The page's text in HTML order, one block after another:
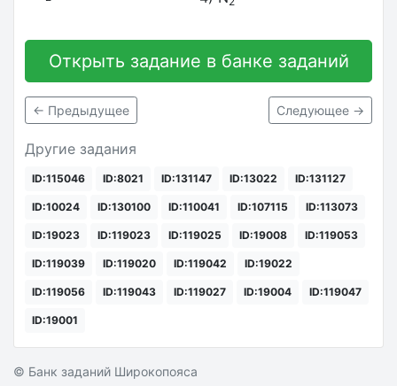
Открыть задание в банке заданий
← Предыдущее Следующее →
Другие задания
ID:115046 ID:8021 ID:131147 ID:13022 ID:131127
ID:10024 ID:130100 ID:110041 ID:107115 ID:113073
ID:19023 ID:119023 ID:119025 ID:19008 ID:119053
ID:119039 ID:119020 ID:119042 ID:19022
ID:119056 ID:119043 ID:119027 ID:19004 ID:119047
ID:19001
© Банк заданий Широкопояса